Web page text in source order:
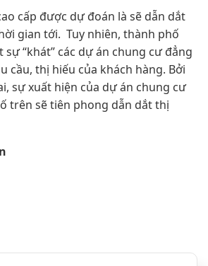
cấp được dự đoán là sẽ dẫn dắt
gian tới. Tuy nhiên, thành phố
“khát” các dự án chung cư đẳng
cầu, thị hiếu của khách hàng. Bởi
sự xuất hiện của dự án chung cư
trên sẽ tiên phong dẫn dắt thị